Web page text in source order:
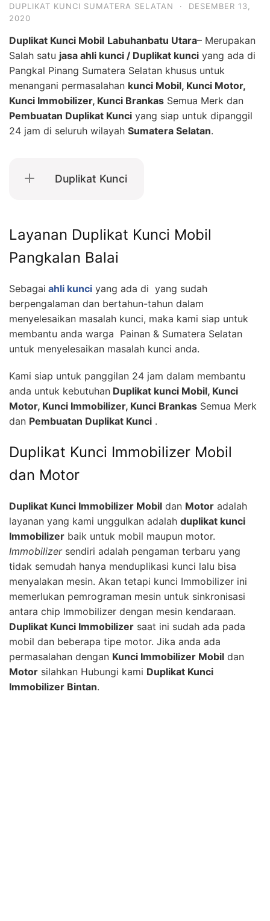
DUPLIKAT KUNCI SUMATERA SELATAN
·
DESEMBER 13,
2020
Duplikat Kunci Mobil Labuhanbatu Utara– Merupakan
Salah satu jasa ahli kunci / Duplikat kunci yang ada di
Pangkal Pinang Sumatera Selatan khusus untuk
menangani permasalahan kunci Mobil, Kunci Motor,
Kunci Immobilizer, Kunci Brankas Semua Merk dan
Pembuatan Duplikat Kunci yang siap untuk dipanggil
24 jam di seluruh wilayah Sumatera Selatan.
Duplikat Kunci
Layanan Duplikat Kunci Mobil
Pangkalan Balai
Sebagai ahli kunci yang ada di yang sudah
berpengalaman dan bertahun-tahun dalam
menyelesaikan masalah kunci, maka kami siap untuk
membantu anda warga Painan & Sumatera Selatan
untuk menyelesaikan masalah kunci anda.
Kami siap untuk panggilan 24 jam dalam membantu
anda untuk kebutuhan Duplikat kunci Mobil, Kunci
Motor, Kunci Immobilizer, Kunci Brankas Semua Merk
dan Pembuatan Duplikat Kunci .
Duplikat Kunci Immobilizer Mobil
dan Motor
Duplikat Kunci Immobilizer Mobil dan Motor adalah
layanan yang kami unggulkan adalah duplikat kunci
Immobilizer baik untuk mobil maupun motor.
Immobilizersendiri adalah pengaman terbaru yang
tidak semudah hanya menduplikasi kunci lalu bisa
menyalakan mesin. Akan tetapi kunci Immobilizer ini
memerlukan pemrograman mesin untuk sinkronisasi
antara chip Immobilizer dengan mesin kendaraan.
Duplikat Kunci Immobilizer saat ini sudah ada pada
mobil dan beberapa tipe motor. Jika anda ada
permasalahan dengan Kunci Immobilizer Mobil dan
Motor silahkan Hubungi kami Duplikat Kunci
Immobilizer Bintan.